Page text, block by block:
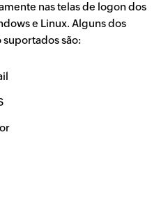
nas telas de logon dos
e Linux. Alguns dos
são: